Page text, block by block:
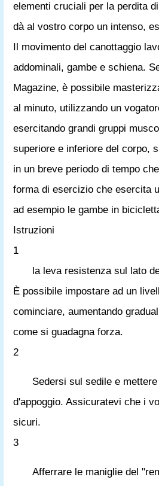
elementi cruciali per la perdita
dà al vostro corpo un intenso,
Il movimento del canottaggio
addominali, gambe e schiena.
Magazine, è possibile
al minuto, utilizzando un
esercitando grandi gruppi
superiore e inferiore del corpo,
in un breve periodo di tempo
forma di esercizio che esercita
ad esempio le gambe in
Istruzioni
1
la leva resistenza sul lato
È possibile impostare ad un
cominciare, aumentando
come si guadagna forza.
2
Sedersi sul sedile e
d'appoggio. Assicuratevi che i
sicuri.
3
Afferrare le maniglie del